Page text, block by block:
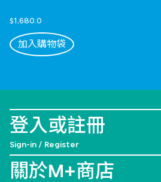
$1,680.0
加入購物袋
登入或註冊
Sign-in / Register
關於M+商店